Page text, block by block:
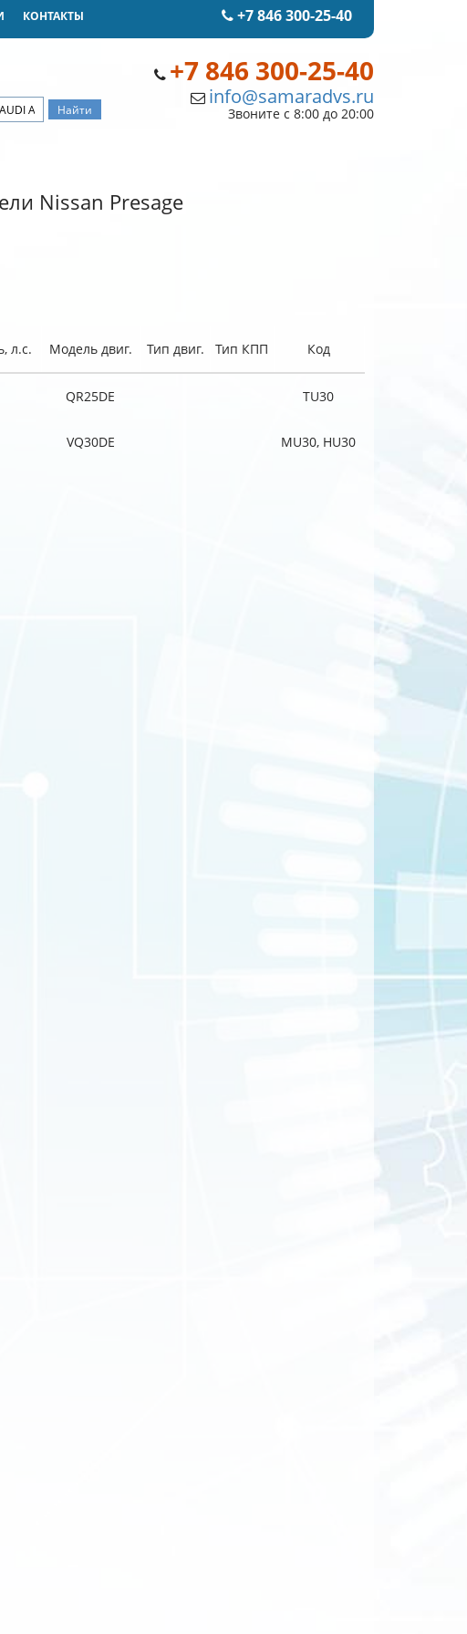
+7 846 300-25-40
КОНТАКТЫ
+7 846 300-25-40
info@samaradvs.ru
Звоните с 8:00 до 20:00
Nissan Presage
л.с. Модель двиг. Тип двиг. Тип КПП Код
QR25DE TU30
VQ30DE MU30, HU30